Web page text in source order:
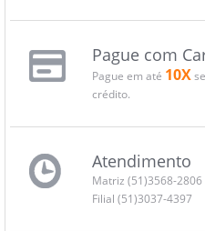
Pague com
Pague em até 10X
crédito.
Atendimento
Matriz (51)3568-2806
Filial (51)3037-4397